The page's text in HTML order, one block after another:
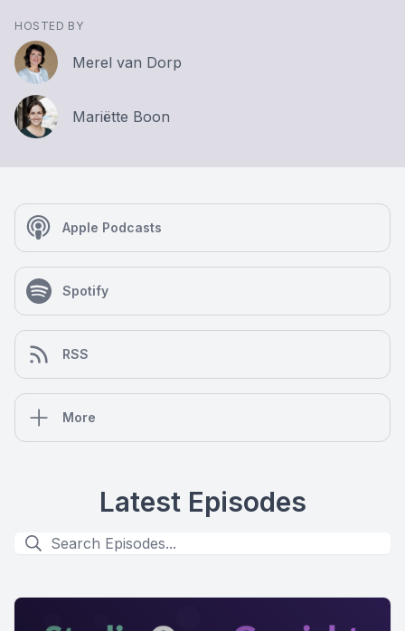
HOSTED BY
Merel van Dorp
Mariëtte Boon
Apple Podcasts
Spotify
RSS
More
Latest Episodes